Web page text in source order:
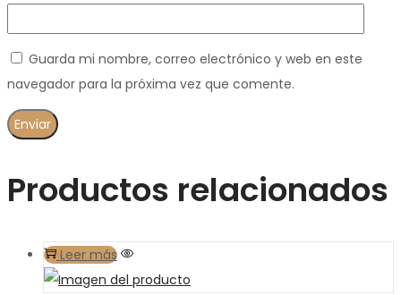
Guarda mi nombre, correo electrónico y web en este
navegador para la próxima vez que comente.
Productos relacionados
Leer más